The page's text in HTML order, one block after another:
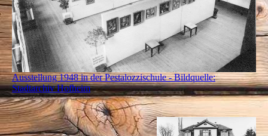
Ausstellung 1948 in der Pestalozzischule - Bildquelle:
Stadtarchiv Hofheim